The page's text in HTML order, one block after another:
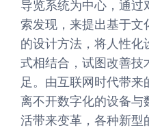
导览系统为中心，通过
索发现，来提出基于
的设计方法，将人性化
式相结合，试图改善技
足。由互联网时代带
离不开数字化的设备与
活带来变革，各种新型